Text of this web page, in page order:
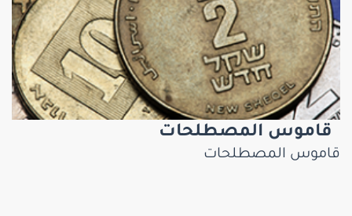
قاموس المصطلحات
قاموس المصطلحات